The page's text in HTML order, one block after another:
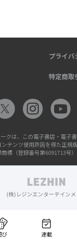
び 連載
プライバ
特定商取
クは、この電子書店・電子
ンテンツ使用許諾を得た正規
標（登録番号第6091713号）
(株)レジンエンターテインメ